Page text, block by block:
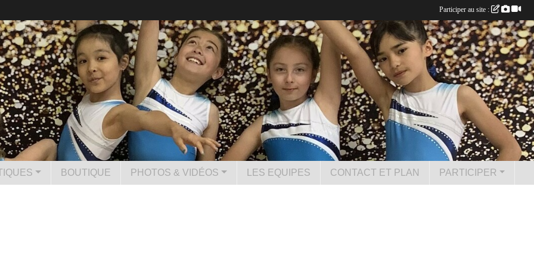
BOUTIQUE PHOTOS & VIDÉOS LES EQUIPES CONTACT ET PLAN PARTICIPER
Participer au site :